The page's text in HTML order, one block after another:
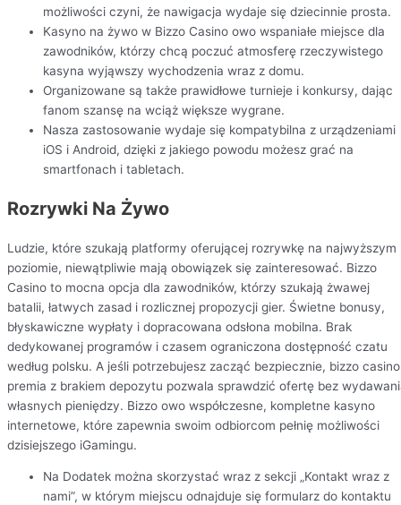
możliwości czyni, że nawigacja wydaje się dziecinnie prosta.
Kasyno na żywo w Bizzo Casino owo wspaniałe miejsce dla
zawodników, którzy chcą poczuć atmosferę rzeczywistego
kasyna wyjąwszy wychodzenia wraz z domu.
Organizowane są także prawidłowe turnieje i konkursy, dając
fanom szansę na wciąż większe wygrane.
Nasza zastosowanie wydaje się kompatybilna z urządzeniami
iOS i Android, dzięki z jakiego powodu możesz grać na
smartfonach i tabletach.
Rozrywki Na Żywo
Ludzie, które szukają platformy oferującej rozrywkę na najwyższym
poziomie, niewątpliwie mają obowiązek się zainteresować. Bizzo
Casino to mocna opcja dla zawodników, którzy szukają żwawej
batalii, łatwych zasad i rozlicznej propozycji gier. Świetne bonusy,
błyskawiczne wypłaty i dopracowana odsłona mobilna. Brak
dedykowanej programów i czasem ograniczona dostępność czatu
według polsku. A jeśli potrzebujesz zacząć bezpiecznie, bizzo casino
premia z brakiem depozytu pozwala sprawdzić ofertę bez
własnych pieniędzy. Bizzo owo współczesne, kompletne kasyno
internetowe, które zapewnia swoim odbiorcom pełnię możliwości
dzisiejszego iGamingu.
Na Dodatek można skorzystać wraz z sekcji „Kontakt wraz z
nami”, w którym miejscu odnajduje się formularz do kontaktu